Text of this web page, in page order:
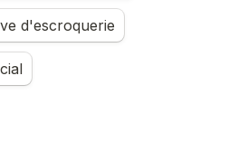
d'escroquerie